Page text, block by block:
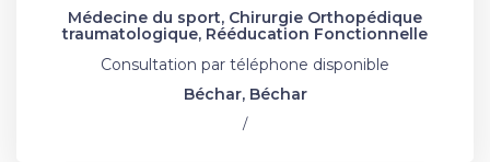
Médecine du sport, Chirurgie Orthopédique
traumatologique, Rééducation Fonctionnelle
Consultation par téléphone disponible
Béchar, Béchar
/